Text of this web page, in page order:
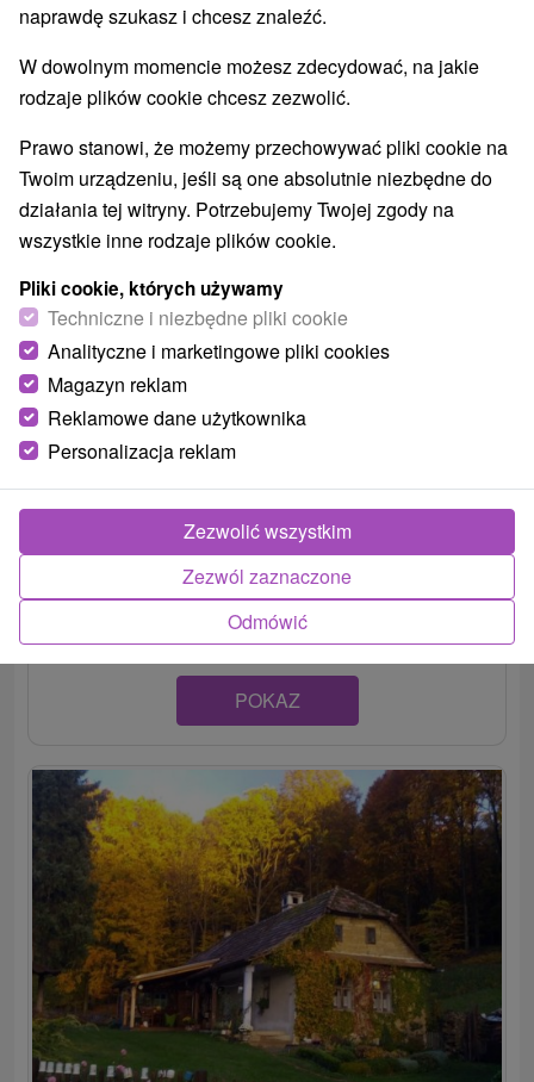
Modrá Chalúpka Podbranč
Podbranč
Útulná chalupa na okraji malebnej obce Podbranč,
disponuje dvomi pohodlnými spálňami, obývacou
miestnosťou s...
POKAZ
naprawdę szukasz i chcesz znaleźć.
W dowolnym momencie możesz zdecydować, na jakie
rodzaje plików cookie chcesz zezwolić.
Prawo stanowi, że możemy przechowywać pliki cookie na
Twoim urządzeniu, jeśli są one absolutnie niezbędne do
działania tej witryny. Potrzebujemy Twojej zgody na
wszystkie inne rodzaje plików cookie.
Pliki cookie, których używamy
Techniczne i niezbędne pliki cookie
Analityczne i marketingowe pliki cookies
Magazyn reklam
Reklamowe dane użytkownika
Personalizacja reklam
Odmówić
Zezwól zaznaczone
Zezwolić wszystkim